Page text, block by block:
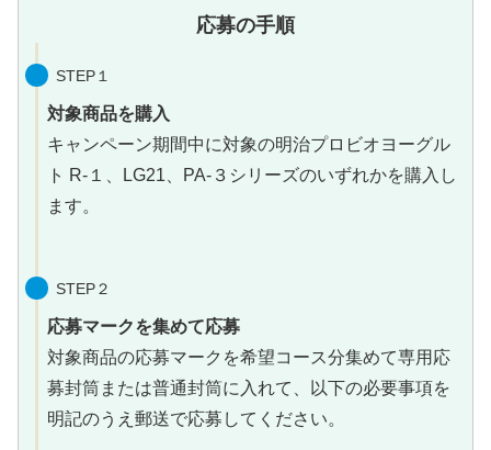
応募の手順
STEP１
対象商品を購入
キャンペーン期間中に対象の明治プロビオヨーグル
ト R-１、LG21、PA-３シリーズのいずれかを購入し
ます。
STEP２
応募マークを集めて応募
対象商品の応募マークを希望コース分集めて専用応
募封筒または普通封筒に入れて、以下の必要事項を
明記のうえ郵送で応募してください。